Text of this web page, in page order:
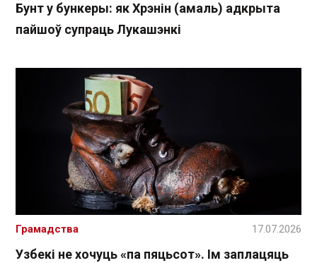
Бунт у бункеры: як Хрэнін (амаль) адкрыта
пайшоў супраць Лукашэнкі
Узбекі не хочуць «па пяцьсот». Ім заплацяць
Грамадства 17.07.2026